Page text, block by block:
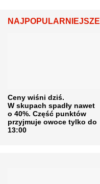
NAJPOPULARNIEJSZE
Ceny wiśni dziś.
W skupach spadły nawet
o 40%. Część punktów
przyjmuje owoce tylko do
13:00